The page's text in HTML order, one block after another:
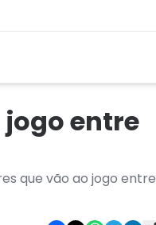
entre
que vão ao jogo entre